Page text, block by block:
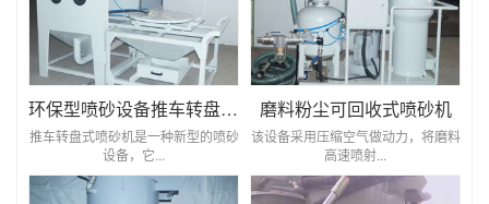
环保型喷砂设备推车转盘式喷砂机
推车转盘式喷砂机是一种新型的喷砂
设备，它...
磨料粉尘可回收式喷砂机
该设备采用压缩空气做动力，将磨料
高速喷射...